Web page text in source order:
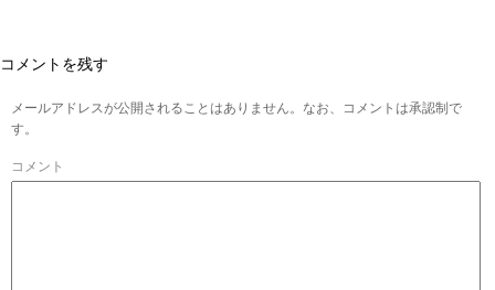
コメントを残す
メールアドレスが公開されることはありません。なお、コメントは承認制で
す。
コメント